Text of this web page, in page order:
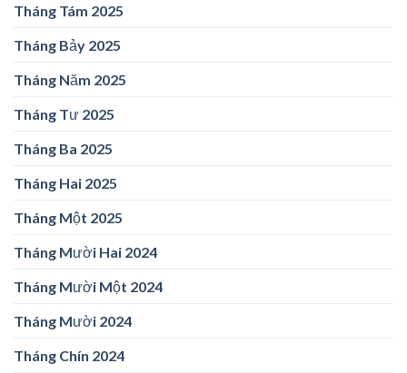
Tháng Tám 2025
Tháng Bảy 2025
Tháng Năm 2025
Tháng Tư 2025
Tháng Ba 2025
Tháng Hai 2025
Tháng Một 2025
Tháng Mười Hai 2024
Tháng Mười Một 2024
Tháng Mười 2024
Tháng Chín 2024